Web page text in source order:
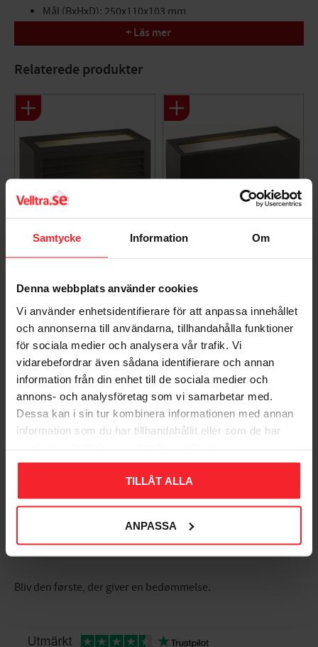
Samtycke Information Om
Denna webbplats använder cookies
Vi använder enhetsidentifierare för att anpassa innehållet
och annonserna till användarna, tillhandahålla funktioner
för sociala medier och analysera vår trafik. Vi
vidarebefordrar även sådana identifierare och annan
information från din enhet till de sociala medier och
annons- och analysföretag som vi samarbetar med.
Dessa kan i sin tur kombinera informationen med annan
information som du har tillhandahållit eller som de har
TILLÅT ALLA
ANPASSA
Mål (BxHxD): 250x110x103 mm
+ Läs mer
Bedømmelser
Dig
Bliv den første, der giver en bedømmelse.
Relaterede produkter
Vægarmatur Lule III,
Mørkegrå, Malmbergs
9977237
Produktblad
EL9977237
471DKK
Gem som favorit
Malmbergs 9977233
EL9977233
471DKK